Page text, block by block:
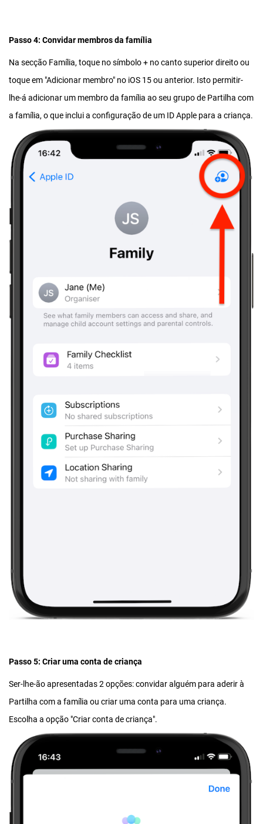
Passo 4: Convidar membros da família
Na secção Família, toque no símbolo + no canto superior direito ou
toque em "Adicionar membro" no iOS 15 ou anterior. Isto permitir-
lhe-á adicionar um membro da família ao seu grupo de Partilha com
a família, o que inclui a configuração de um ID Apple para a criança.
Passo 5: Criar uma conta de criança
Ser-lhe-ão apresentadas 2 opções: convidar alguém para aderir à
Partilha com a família ou criar uma conta para uma criança.
Escolha a opção "Criar conta de criança".